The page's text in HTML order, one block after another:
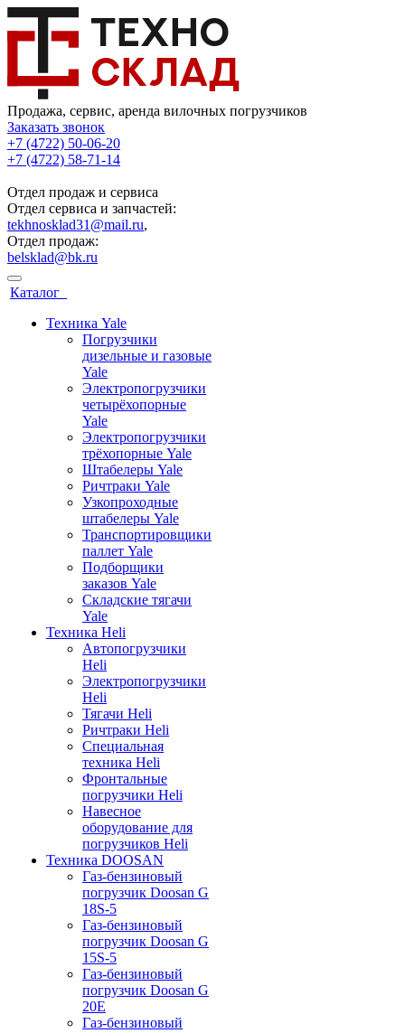
Продажа, сервис, аренда вилочных погрузчиков
Заказать звонок
+7 (4722) 50-06-20
+7 (4722) 58-71-14
Отдел продаж и сервиса
Отдел сервиса и запчастей:
tekhnosklad31@mail.ru,
Отдел продаж:
belsklad@bk.ru
Каталог
Техника Yale
Погрузчики
дизельные и газовые
Yale
Электропогрузчики
четырёхопорные
Yale
Электропогрузчики
трёхопорные Yale
Штабелеры Yale
Ричтраки Yale
Узкопроходные
штабелеры Yale
Транспортировщики
паллет Yale
Подборщики
заказов Yale
Складские тягачи
Yale
Техника Heli
Автопогрузчики
Heli
Электропогрузчики
Heli
Тягачи Heli
Ричтраки Heli
Специальная
техника Heli
Фронтальные
погрузчики Heli
Навесное
оборудование для
погрузчиков Heli
Техника DOOSAN
Газ-бензиновый
погрузчик Doosan G
18S-5
Газ-бензиновый
погрузчик Doosan G
15S-5
Газ-бензиновый
погрузчик Doosan G
20E
Газ-бензиновый